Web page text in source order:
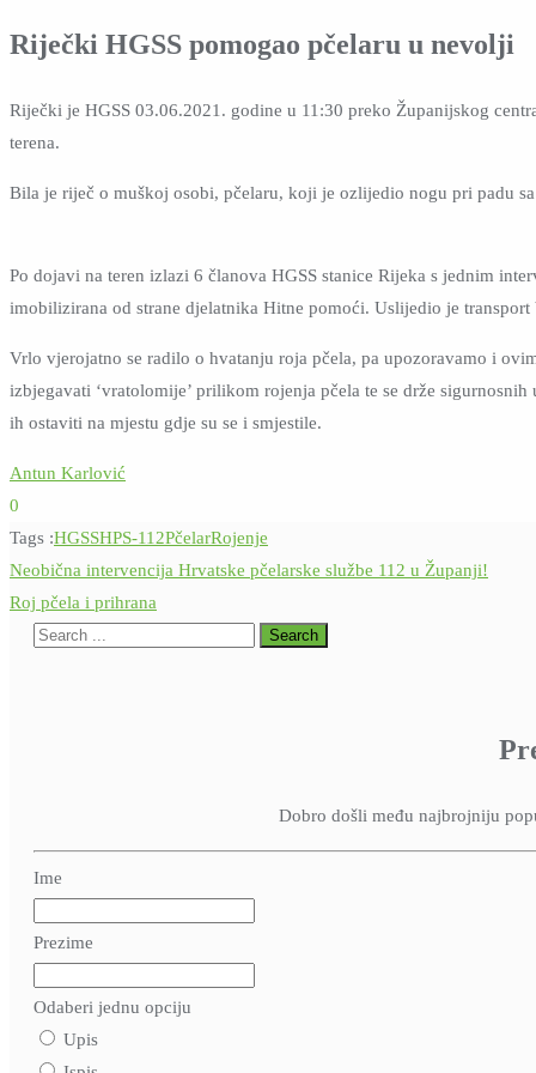
Riječki HGSS pomogao pčelaru u nevolji
Riječki je HGSS 03.06.2021. godine u 11:30 preko Županijskog
terena.
Bila je riječ o muškoj osobi, pčelaru, koji je ozlijedio nogu pri padu
Po dojavi na teren izlazi 6 članova HGSS stanice Rijeka s jednim
imobilizirana od strane djelatnika Hitne pomoći. Uslijedio je
Vrlo vjerojatno se radilo o hvatanju roja pčela, pa upozoravamo i
izbjegavati ‘vratolomije’ prilikom rojenja pčela te se drže
ih ostaviti na mjestu gdje su se i smjestile.
Antun Karlović
0
Tags :HGSSHPS-112PčelarRojenje
Navigacija
objava
Neobična intervencija Hrvatske pčelarske službe 112 u Županji!
Roj pčela i prihrana
Dobro došli među najbrojniju
Ime
Prezime
Odaberi jednu opciju
Upis